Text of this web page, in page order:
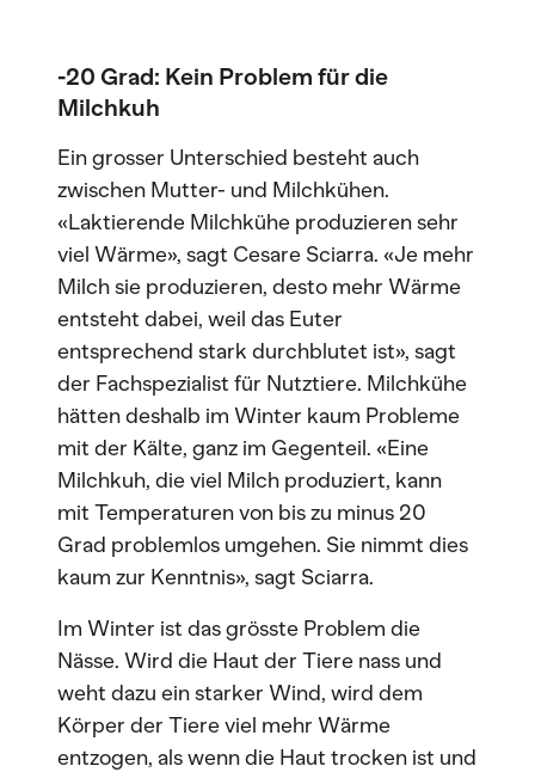
-20 Grad: Kein Problem für die
Milchkuh
Ein grosser Unterschied besteht auch
zwischen Mutter- und Milchkühen.
«Laktierende Milchkühe produzieren sehr
viel Wärme», sagt Cesare Sciarra. «Je mehr
Milch sie produzieren, desto mehr Wärme
entsteht dabei, weil das Euter
entsprechend stark durchblutet ist», sagt
der Fachspezialist für Nutztiere. Milchkühe
hätten deshalb im Winter kaum Probleme
mit der Kälte, ganz im Gegenteil. «Eine
Milchkuh, die viel Milch produziert, kann
mit Temperaturen von bis zu minus 20
Grad problemlos umgehen. Sie nimmt dies
kaum zur Kenntnis», sagt Sciarra.
Im Winter ist das grösste Problem die
Nässe. Wird die Haut der Tiere nass und
weht dazu ein starker Wind, wird dem
Körper der Tiere viel mehr Wärme
entzogen, als wenn die Haut trocken ist und